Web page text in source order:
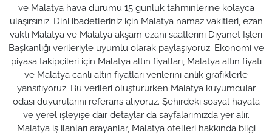
ve Malatya hava durumu 15 günlük tahminlerine kolayca
ulaşırsınız. Dini ibadetleriniz için Malatya namaz vakitleri, ezan
vakti Malatya ve Malatya akşam ezanı saatlerini Diyanet İşleri
Başkanlığı verileriyle uyumlu olarak paylaşıyoruz. Ekonomi ve
piyasa takipçileri için Malatya altın fiyatları, Malatya altın fiyatı
ve Malatya canlı altın fiyatları verilerini anlık grafiklerle
yansıtıyoruz. Bu verileri oluştururken Malatya kuyumcular
odası duyurularını referans alıyoruz. Şehirdeki sosyal hayata
ve yerel işleyişe dair detaylar da sayfalarımızda yer alır.
Malatya iş ilanları arayanlar, Malatya otelleri hakkında bilgi